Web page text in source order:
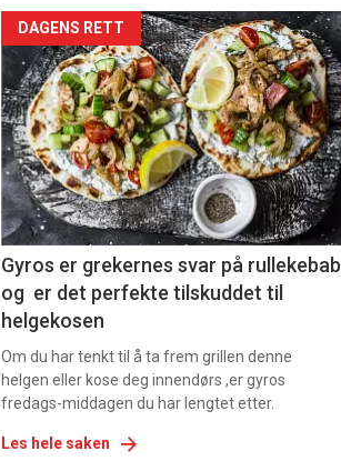
Artikler
detail
-
section
11
Dagens
rett
2
DAGENS RETT
Gyros er grekernes svar på rullekebab
og er det perfekte tilskuddet til
helgekosen
Om du har tenkt til å ta frem grillen denne
helgen eller kose deg innendørs ,er gyros
fredags-middagen du har lengtet etter.
Les hele saken